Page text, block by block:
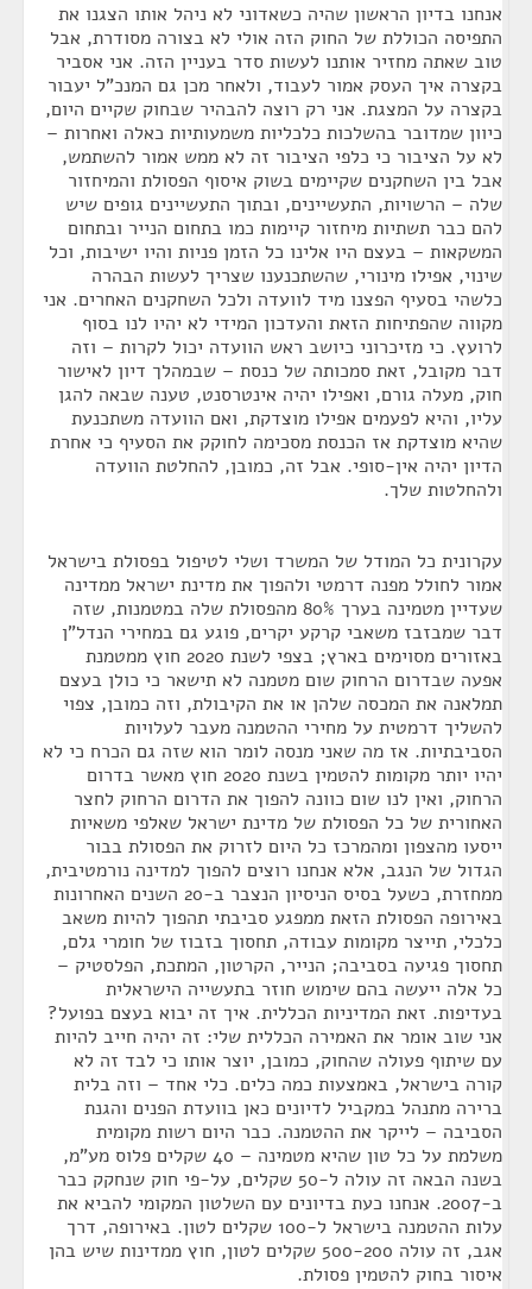
אנחנו בדיון הראשון שהיה כשאדוני לא ניהל אותו הצגנו את
התפיסה הכוללת של החוק הזה אולי לא בצורה מסודרת, אבל
טוב שאתה מחזיר אותנו לעשות סדר בעניין הזה. אני אסביר
בקצרה איך העסק אמור לעבוד, ולאחר מכן גם המנכ"ל יעבור
בקצרה על המצגת. אני רק רוצה להבהיר שבחוק שקיים היום,
כיוון שמדובר בהשלכות כלכליות משמעותיות כאלה ואחרות –
לא על הציבור כי כלפי הציבור זה לא ממש אמור להשתמש,
אבל בין השחקנים שקיימים בשוק איסוף הפסולת והמיחזור
שלה – הרשויות, התעשיינים, ובתוך התעשיינים גופים שיש
להם כבר תשתיות מיחזור קיימות כמו בתחום הנייר ובתחום
המשקאות – בעצם היו אלינו כל הזמן פניות והיו ישיבות, וכל
שינוי, אפילו מינורי, שהשתכנענו שצריך לעשות הבהרה
כלשהי בסעיף הפצנו מיד לוועדה ולכל השחקנים האחרים. אני
מקווה שהפתיחות הזאת והעדכון המידי לא יהיו לנו בסוף
לרועץ. כי מזיכרוני כיושב ראש הוועדה יכול לקרות – וזה
דבר מקובל, זאת סמכותה של כנסת – שבמהלך דיון לאישור
חוק, מעלה גורם, ואפילו יהיה אינטרסנט, טענה שבאה להגן
עליו, והיא לפעמים אפילו מוצדקת, ואם הוועדה משתכנעת
שהיא מוצדקת אז הכנסת מסכימה לחוקק את הסעיף כי אחרת
הדיון יהיה אין-סופי. אבל זה, כמובן, להחלטת הוועדה
ולהחלטות שלך.
עקרונית כל המודל של המשרד ושלי לטיפול בפסולת בישראל
אמור לחולל מפנה דרמטי ולהפוך את מדינת ישראל ממדינה
שעדיין מטמינה בערך 80% מהפסולת שלה במטמנות, שזה
דבר שמבזבז משאבי קרקע יקרים, פוגע גם במחירי הנדל"ן
באזורים מסוימים בארץ; בצפי לשנת 2020 חוץ ממטמנת
אפעה שבדרום הרחוק שום מטמנה לא תישאר כי כולן בעצם
תמלאנה את המכסה שלהן או את הקיבולת, וזה כמובן, צפוי
להשליך דרמטית על מחירי ההטמנה מעבר לעלויות
הסביבתיות. אז מה שאני מנסה לומר הוא שזה גם הכרח כי לא
יהיו יותר מקומות להטמין בשנת 2020 חוץ מאשר בדרום
הרחוק, ואין לנו שום כוונה להפוך את הדרום הרחוק לחצר
האחורית של כל הפסולת של מדינת ישראל שאלפי משאיות
ייסעו מהצפון ומהמרכז כל היום לזרוק את הפסולת בבור
הגדול של הנגב, אלא אנחנו רוצים להפוך למדינה נורמטיבית,
ממחזרת, כשעל בסיס הניסיון הנצבר ב-20 השנים האחרונות
באירופה הפסולת הזאת ממפגע סביבתי תהפוך להיות משאב
כלכלי, תייצר מקומות עבודה, תחסוך בזבוז של חומרי גלם,
תחסוך פגיעה בסביבה; הנייר, הקרטון, המתכת, הפלסטיק –
כל אלה ייעשה בהם שימוש חוזר בתעשייה הישראלית
בעדיפות. זאת המדיניות הכללית. איך זה יבוא בעצם בפועל?
אני שוב אומר את האמירה הכללית שלי: זה יהיה חייב להיות
עם שיתוף פעולה שהחוק, כמובן, יוצר אותו כי לבד זה לא
קורה בישראל, באמצעות כמה כלים. כלי אחד – וזה בלית
ברירה מתנהל במקביל לדיונים כאן בוועדת הפנים והגנת
הסביבה – לייקר את ההטמנה. כבר היום רשות מקומית
משלמת על כל טון שהיא מטמינה – 40 שקלים פלוס מע"מ,
בשנה הבאה זה עולה ל-50 שקלים, על-פי חוק שנחקק כבר
ב-2007. אנחנו כעת בדיונים עם השלטון המקומי להביא את
עלות ההטמנה בישראל ל-100 שקלים לטון. באירופה, דרך
אגב, זה עולה 500-200 שקלים לטון, חוץ ממדינות שיש בהן
איסור בחוק להטמין פסולת.